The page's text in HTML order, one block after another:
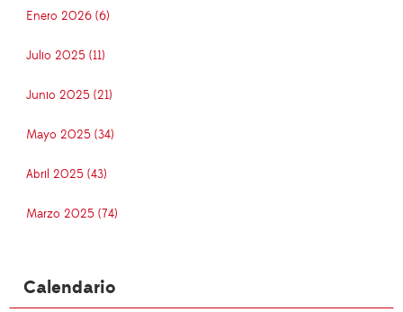
Enero 2026 (6)
Julio 2025 (11)
Junio 2025 (21)
Mayo 2025 (34)
Abril 2025 (43)
Marzo 2025 (74)
Calendario